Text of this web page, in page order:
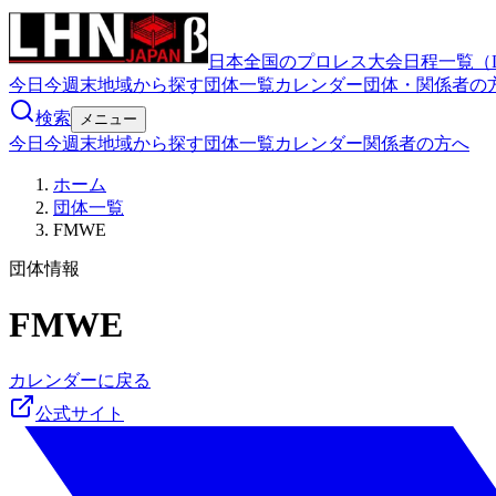
日本全国のプロレス大会日程一覧（
今日 今週末地域から探す団体一覧カレンダー団体・関係者の
検索
メニュー
今日 今週末地域から探す団体一覧カレンダー関係者の方へ
ホーム
団体一覧
FMWE
団体情報
FMWE
カレンダーに戻る
公式サイト